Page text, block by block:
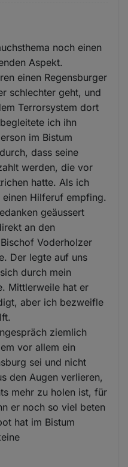
noch einen
Aspekt.
einen Regensburger
schlechter geht, und
Terrorsystem dort
ich ihn
im Bistum
dass seine
werden, die vor
hatte. Als ich
Hilferuf empfing.
geäussert
an den
Voderholzer
Der legte auf uns
durch mein
Mittlerweile hat er
aber ich bezweifle
ziemlich
vor allem ein
sei und nicht
den Augen verlieren,
mehr zu holen ist, für
er noch so viel beten
hat im Bistum